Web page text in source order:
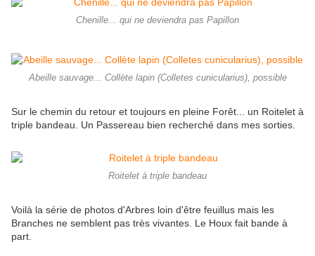
Chenille... qui ne deviendra pas Papillon
Abeille sauvage... Collète lapin (Colletes cunicularius), possible
Sur le chemin du retour et toujours en pleine Forêt... un Roitelet à
triple bandeau. Un Passereau bien recherché dans mes sorties.
Roitelet à triple bandeau
Voilà la série de photos d'Arbres loin d'être feuillus mais les
Branches ne semblent pas très vivantes. Le Houx fait bande à
part.